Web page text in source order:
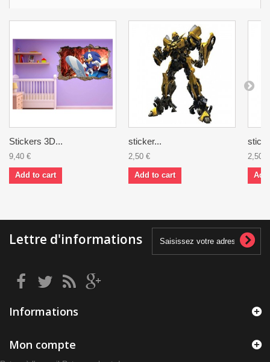
Stickers 3D...
9,40 €
Add to cart
sticker...
2,50 €
Add to cart
2,50 €
Lettre d'informations
Informations
Mon compte